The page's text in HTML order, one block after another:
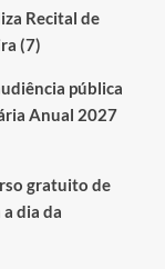
Recital de
(7)
pública
Anual 2027
gratuito de
dia da